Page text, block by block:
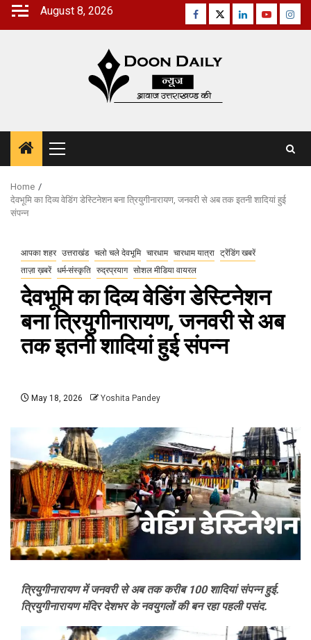
Skip
August 8, 2026 Facebook
TwitterLinkedinYoutube
Primary
Menu
Home
देवभूमि का दिव्य वेडिंग डेस्टिनेशन बना त्रियुगीनारायण, जनवरी से अब तक इतनी शादियां हुई
संपन्न
आपका शहर उत्तराखंड चलो चले देवभूमि चारधाम चारधाम यात्रा ट्रेंडिंग खबरें
ताज़ा ख़बरें धर्म-संस्कृति रुद्रप्रयाग सोशल मीडिया वायरल
देवभूमि का दिव्य वेडिंग डेस्टिनेशन
बना त्रियुगीनारायण, जनवरी से अब
तक इतनी शादियां हुई संपन्न
May 18, 2026 Yoshita Pandey
त्रियुगीनारायण में जनवरी से अब तक करीब 100 शादियां संपन्न हुई.
त्रियुगीनारायण मंदिर देशभर के नवयुगलों की बन रहा पहली पसंद.